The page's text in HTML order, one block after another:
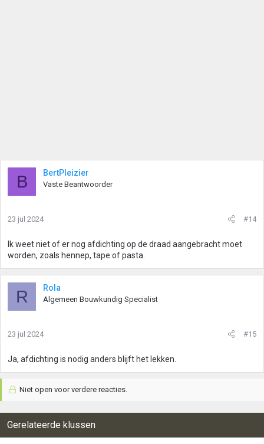
B BertPleizier
Vaste Beantwoorder
23 jul 2024 #14
Ik weet niet of er nog afdichting op de draad aangebracht moet
worden, zoals hennep, tape of pasta.
R Rola
Algemeen Bouwkundig Specialist
23 jul 2024 #15
Ja, afdichting is nodig anders blijft het lekken.
Niet open voor verdere reacties.
Gerelateerde klussen